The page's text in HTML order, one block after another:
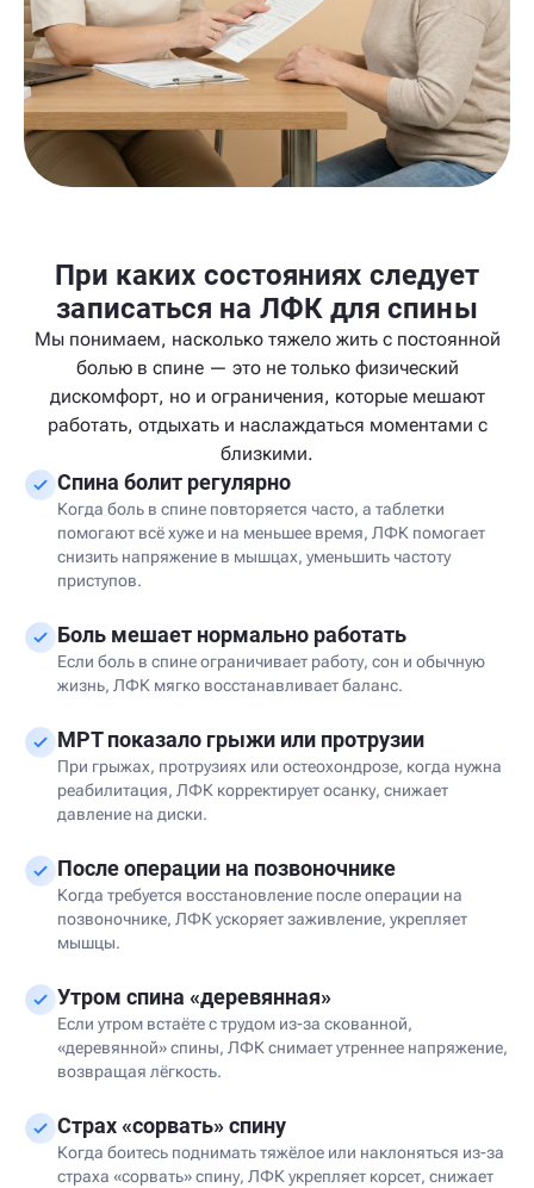
При каких состояниях следует
записаться на ЛФК для спины
Мы понимаем, насколько тяжело жить с постоянной
болью в спине — это не только физический
дискомфорт, но и ограничения, которые мешают
работать, отдыхать и наслаждаться моментами с
близкими.
Спина болит регулярно
Когда боль в спине повторяется часто, а таблетки
помогают всё хуже и на меньшее время, ЛФК помогает
снизить напряжение в мышцах, уменьшить частоту
приступов.
Боль мешает нормально работать
Если боль в спине ограничивает работу, сон и обычную
жизнь, ЛФК мягко восстанавливает баланс.
МРТ показало грыжи или протрузии
При грыжах, протрузиях или остеохондрозе, когда нужна
реабилитация, ЛФК корректирует осанку, снижает
давление на диски.
После операции на позвоночнике
Когда требуется восстановление после операции на
позвоночнике, ЛФК ускоряет заживление, укрепляет
мышцы.
Утром спина «деревянная»
Если утром встаёте с трудом из-за скованной,
«деревянной» спины, ЛФК снимает утреннее напряжение,
возвращая лёгкость.
Страх «сорвать» спину
Когда боитесь поднимать тяжёлое или наклоняться из-за
страха «сорвать» спину, ЛФК укрепляет корсет, снижает